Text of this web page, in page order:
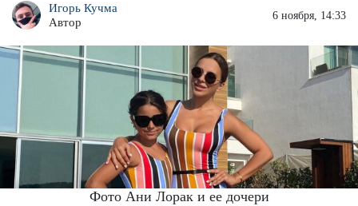
Игорь Кучма
Автор
6 ноября, 14:33
Фото Ани Лорак и ее дочери